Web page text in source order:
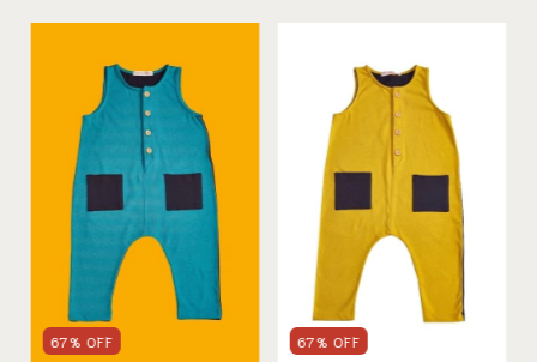
67% OFF 67% OFF